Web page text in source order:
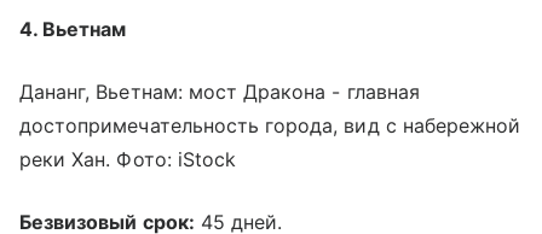
4. Вьетнам
Дананг, Вьетнам: мост Дракона - главная
достопримечательность города, вид с набережной
реки Хан. Фото: iStock
Безвизовый срок: 45 дней.